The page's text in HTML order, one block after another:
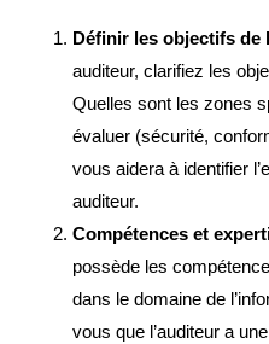
Définir les objectifs de
auditeur, clarifiez les
Quelles sont les zones
évaluer (sécurité,
vous aidera à identifier
auditeur.
Compétences et
possède les
dans le domaine de
vous que l’auditeur a